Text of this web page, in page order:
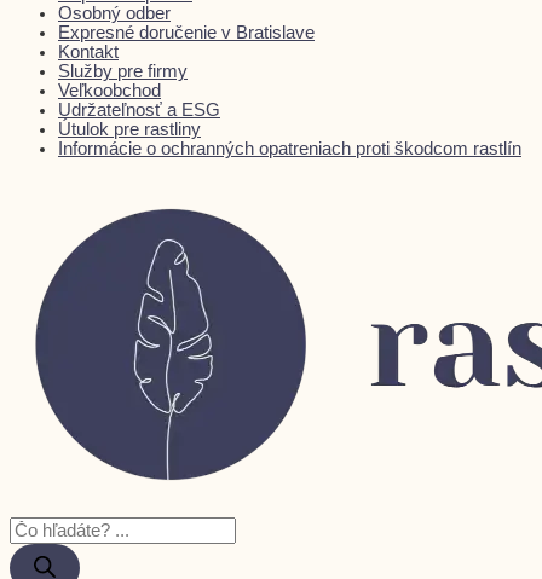
Osobný odber
Expresné doručenie v Bratislave
Kontakt
Služby pre firmy
Veľkoobchod
Udržateľnosť a ESG
Útulok pre rastliny
Informácie o ochranných opatreniach proti škodcom rastlín